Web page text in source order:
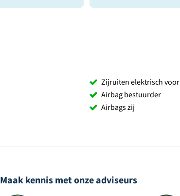
Zijruiten elektrisch voor
Airbag bestuurder
Airbags zij
Maak kennis met onze adviseurs